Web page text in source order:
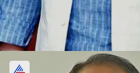
नरेंद्र सिंह तोमर